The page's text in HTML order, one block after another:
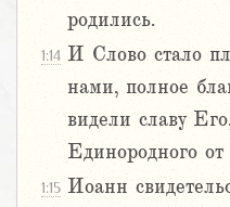
родились.
1:14 И Слово стало
нами, полное
видели славу
Единородного
1:15 Иоанн